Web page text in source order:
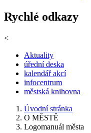
Rychlé odkazy
<
Aktuality
úřední deska
kalendář akcí
infocentrum
městská knihovna
Úvodní stránka
O MĚSTĚ
Logomanuál města